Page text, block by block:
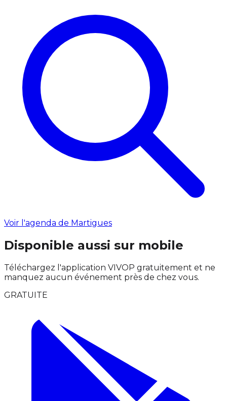
Voir l'agenda de Martigues
Disponible aussi sur mobile
Téléchargez l'application VIVOP gratuitement et ne
manquez aucun événement près de chez vous.
GRATUITE